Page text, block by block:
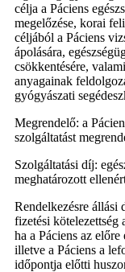
célja a Páciens
megelőzése, korai
céljából a Páciens
ápolására,
csökkentésére,
anyagainak
gyógyászati
Megrendelő: a
szolgáltatást
Szolgáltatási díj:
meghatározott
Rendelkezésre állási
fizetési kötelezettség
ha a Páciens az
illetve a Páciens a
időpontja előtti